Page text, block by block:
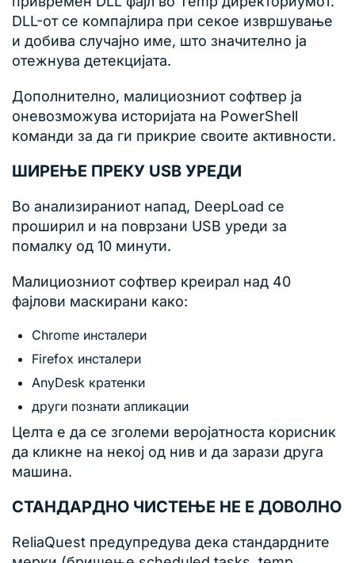
DLL-от се компајлира при секое извршување
и добива случајно име, што значително ја
отежнува детекцијата.
Дополнително, малициозниот софтвер ја
оневозможува историјата на PowerShell
команди за да ги прикрие своите активности.
ШИРЕЊЕ ПРЕКУ USB УРЕДИ
Во анализираниот напад, DeepLoad се
проширил и на поврзани USB уреди за
помалку од 10 минути.
Малициозниот софтвер креирал над 40
фајлови маскирани како:
Chrome инсталери
Firefox инсталери
AnyDesk кратенки
други познати апликации
Целта е да се зголеми веројатноста корисник
да кликне на некој од нив и да зарази друга
машина.
СТАНДАРДНО ЧИСТЕЊЕ НЕ Е ДОВОЛНО
ReliaQuest предупредува дека стандардните